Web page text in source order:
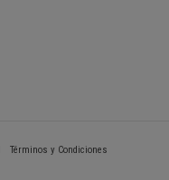
Términos y Condiciones